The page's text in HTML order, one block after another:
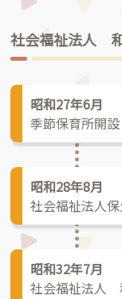
社会福祉法人
昭和27年6月
季節保育所開設
昭和28年8月
社会福祉法人
昭和32年7月
社会福祉法人